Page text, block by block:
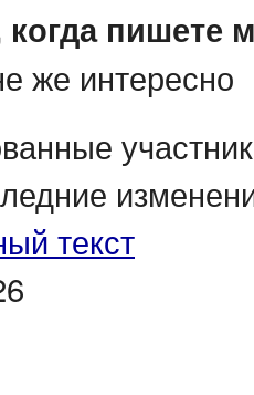
пишете
же интересно
текст